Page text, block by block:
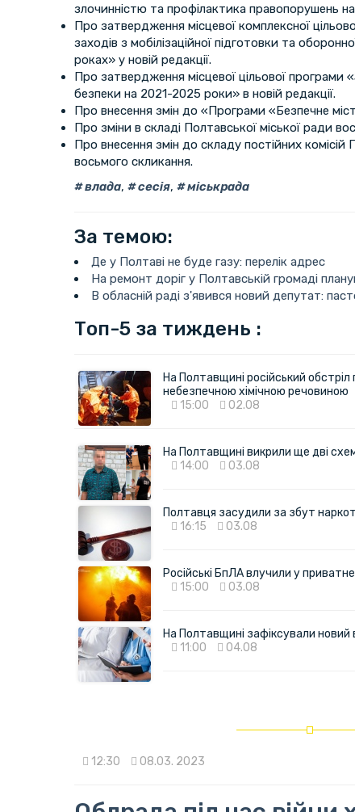
злочинністю та профілактика правопорушень на
Про затвердження місцевої комплексної
заходів з мобілізаційної підготовки та
роках» у новій редакції.
Про затвердження місцевої цільової програми
безпеки на 2021-2025 роки» в новій редакції.
Про внесення змін до «Програми «Безпечне
Про зміни в складі Полтавської міської ради
Про внесення змін до складу постійних комісій
восьмого скликання.
влада, сесія, міськрада
За темою:
Де у Полтаві не буде газу: перелік адрес
На ремонт доріг у Полтавській громаді
В обласній раді з'явився новий депутат:
Топ-5 за тиждень :
На Полтавщині російський
небезпечною хімічною речовиною
15:00
02.08
На Полтавщині викрили ще дві
14:00
03.08
Полтавця засудили за збут
16:15
03.08
Російські БпЛА влучили у
15:00
03.08
На Полтавщині зафіксували
11:00
04.08
12:30 08.03. 2023